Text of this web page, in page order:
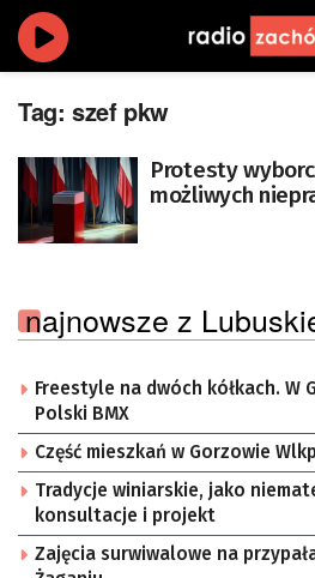
Tag: szef pkw
Protesty
możliwych
najnowsze z
Freestyle na dwóch kółkach. W
Polski BMX
Część mieszkań w Gorzowie
Tradycje winiarskie, jako
konsultacje i projekt
Zajęcia surwiwalowe na